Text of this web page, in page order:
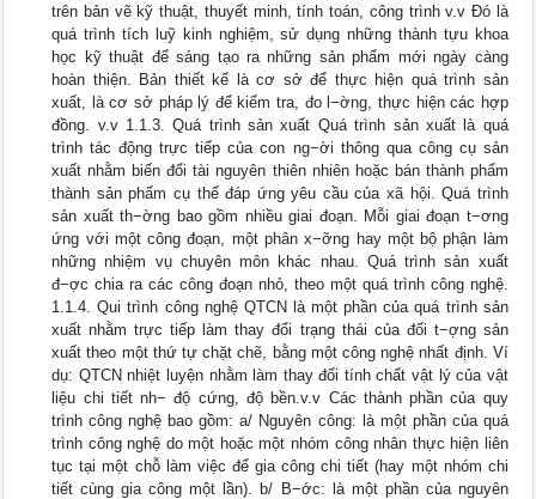
trên bản vẽ kỹ thuật, thuyết minh, tính toán, công trình v.v Đó là
quá trình tích luỹ kinh nghiệm, sử dụng những thành tựu khoa
học kỹ thuật để sáng tạo ra những sản phẩm mới ngày càng
hoàn thiện. Bản thiết kế là cơ sở để thực hiện quá trình sản
xuất, là cơ sở pháp lý để kiểm tra, đo l−ờng, thực hiện các hợp
đồng. v.v 1.1.3. Quá trình sản xuất Quá trình sản xuất là quá
trình tác động trực tiếp của con ng−ời thông qua công cụ sản
xuất nhằm biến đổi tài nguyên thiên nhiên hoặc bán thành phẩm
thành sản phẩm cụ thể đáp ứng yêu cầu của xã hội. Quá trình
sản xuất th−ờng bao gồm nhiều giai đoạn. Mỗi giai đoạn t−ơng
ứng với một công đoạn, một phân x−ỡng hay một bộ phận làm
những nhiệm vụ chuyên môn khác nhau. Quá trình sản xuất
đ−ợc chia ra các công đoạn nhỏ, theo một quá trình công nghệ.
1.1.4. Qui trình công nghệ QTCN là một phần của quá trình sản
xuất nhằm trực tiếp làm thay đổi trạng thái của đối t−ợng sản
xuất theo một thứ tự chặt chẽ, bằng một công nghệ nhất định. Ví
dụ: QTCN nhiệt luyện nhằm làm thay đổi tính chất vật lý của vật
liệu chi tiết nh− độ cứng, độ bền.v.v Các thành phần của quy
trình công nghệ bao gồm: a/ Nguyên công: là một phần của quá
trình công nghệ do một hoặc một nhóm công nhân thực hiện liên
tục tại một chỗ làm việc để gia công chi tiết (hay một nhóm chi
tiết cùng gia công một lần). b/ B−ớc: là một phần của nguyên